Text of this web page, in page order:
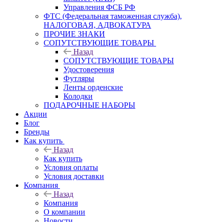
Управления ФСБ РФ
ФТС (Федеральная таможенная служба),
НАЛОГОВАЯ, АДВОКАТУРА
ПРОЧИЕ ЗНАКИ
СОПУТСТВУЮЩИЕ ТОВАРЫ
Назад
СОПУТСТВУЮЩИЕ ТОВАРЫ
Удостоверения
Футляры
Ленты орденские
Колодки
ПОДАРОЧНЫЕ НАБОРЫ
Акции
Блог
Бренды
Как купить
Назад
Как купить
Условия оплаты
Условия доставки
Компания
Назад
Компания
О компании